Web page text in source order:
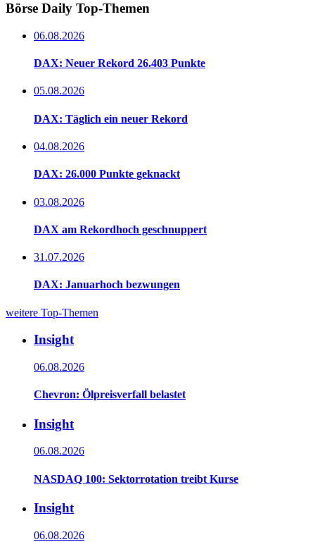
Börse Daily Top-Themen
06.08.2026
DAX: Neuer Rekord 26.403 Punkte
05.08.2026
DAX: Täglich ein neuer Rekord
04.08.2026
DAX: 26.000 Punkte geknackt
03.08.2026
DAX am Rekordhoch geschnuppert
31.07.2026
DAX: Januarhoch bezwungen
weitere Top-Themen
Insight
06.08.2026
Chevron: Ölpreisverfall belastet
Insight
06.08.2026
NASDAQ 100: Sektorrotation treibt Kurse
Insight
06.08.2026